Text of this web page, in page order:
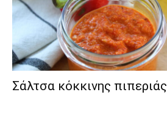
Σάλτσα κόκκινης πιπεριάς